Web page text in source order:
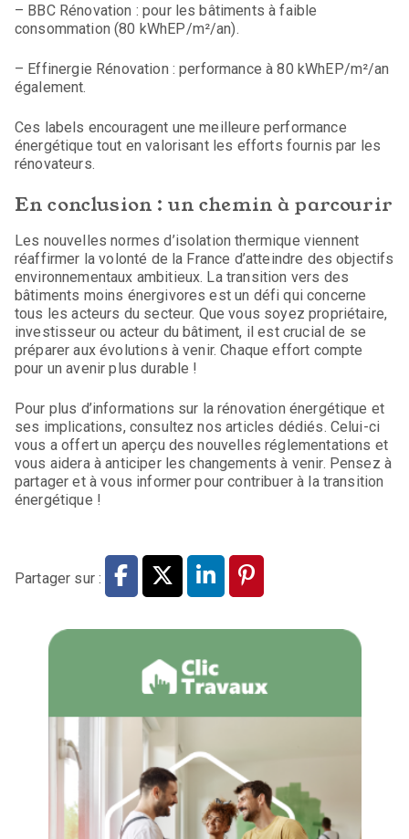
– BBC Rénovation : pour les bâtiments à faible
consommation (80 kWhEP/m²/an).
– Effinergie Rénovation : performance à 80 kWhEP/m²/an
également.
Ces labels encouragent une meilleure performance
énergétique tout en valorisant les efforts fournis par les
rénovateurs.
En conclusion : un chemin à parcourir
Les nouvelles normes d’isolation thermique viennent
réaffirmer la volonté de la France d’atteindre des objectifs
environnementaux ambitieux. La transition vers des
bâtiments moins énergivores est un défi qui concerne
tous les acteurs du secteur. Que vous soyez propriétaire,
investisseur ou acteur du bâtiment, il est crucial de se
préparer aux évolutions à venir. Chaque effort compte
pour un avenir plus durable !
Pour plus d’informations sur la rénovation énergétique et
ses implications, consultez nos articles dédiés. Celui-ci
vous a offert un aperçu des nouvelles réglementations et
vous aidera à anticiper les changements à venir. Pensez à
partager et à vous informer pour contribuer à la transition
énergétique !
Partager sur :